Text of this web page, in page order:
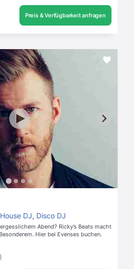
Preis & Verfügbarkeit anfragen
House DJ, Disco DJ
Abend? Ricky’s Beats macht
Hier bei Evenses buchen.